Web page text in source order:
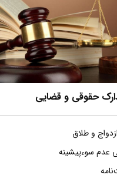
حقوقی و قضایی
و طلاق
عدم سوءپیشینه